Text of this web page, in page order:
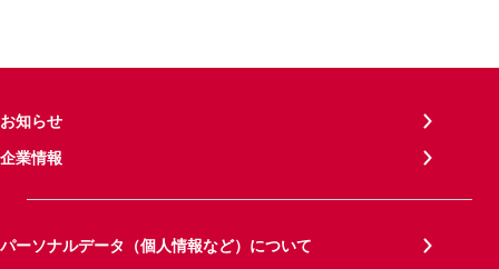
お知らせ
企業情報
パーソナルデータ（個人情報など）について